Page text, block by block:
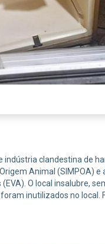
clandestina de
Animal (SIMPOA) e
O local insalubre,
inutilizados no local.